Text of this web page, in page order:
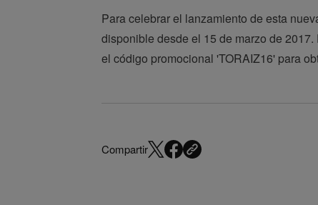
Para celebrar el lanzamiento de esta
disponible desde el 15 de marzo de 2017.
el código promocional 'TORAIZ16' para
Compartir